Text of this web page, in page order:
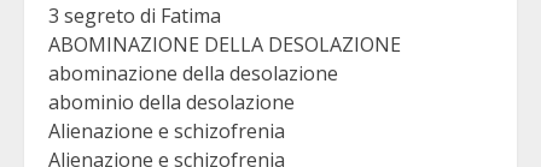
3 segreto di Fatima
ABOMINAZIONE DELLA DESOLAZIONE
abominazione della desolazione
abominio della desolazione
Alienazione e schizofrenia
Alienazione e schizofrenia